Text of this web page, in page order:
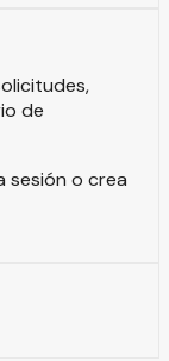
de
sesión o crea